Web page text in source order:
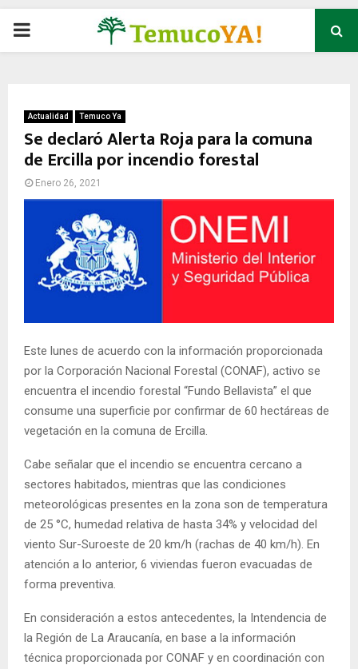
P
M
A
E
N
U
Actualidad Temuco Ya
Se declaró Alerta Roja para la comuna
de Ercilla por incendio forestal
Enero 26, 2021
Este lunes de acuerdo con la información proporcionada
por la Corporación Nacional Forestal (CONAF), activo se
encuentra el incendio forestal “Fundo Bellavista” el que
consume una superficie por confirmar de 60 hectáreas de
vegetación en la comuna de Ercilla.
Cabe señalar que el incendio se encuentra cercano a
sectores habitados, mientras que las condiciones
meteorológicas presentes en la zona son de temperatura
de 25 °C, humedad relativa de hasta 34% y velocidad del
viento Sur-Suroeste de 20 km/h (rachas de 40 km/h). En
atención a lo anterior, 6 viviendas fueron evacuadas de
forma preventiva.
En consideración a estos antecedentes, la Intendencia de
la Región de La Araucanía, en base a la información
técnica proporcionada por CONAF y en coordinación con